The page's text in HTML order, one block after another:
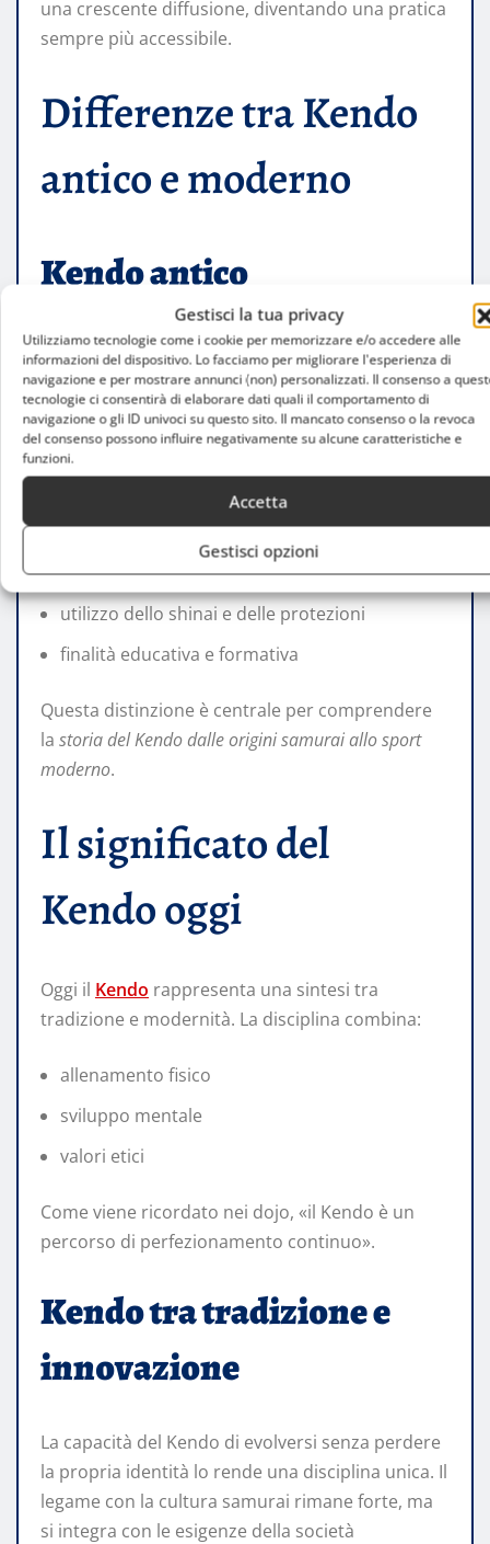
Gestisci la tua privacy
Utilizziamo tecnologie come i cookie per memorizzare e/o accedere alle
informazioni del dispositivo. Lo facciamo per migliorare l'esperienza di
navigazione e per mostrare annunci (non) personalizzati. Il consenso a
tecnologie ci consentirà di elaborare dati quali il comportamento di
navigazione o gli ID univoci su questo sito. Il mancato consenso o la revoca
del consenso possono influire negativamente su alcune caratteristiche e
funzioni.
Accetta
Gestisci opzioni
una crescente diffusione, diventando una pratica
sempre più accessibile.
Differenze tra Kendo
antico e moderno
Kendo antico
orientato al combattimento reale
utilizzo della katana
finalità militare
Kendo moderno
disciplina sportiva codificata
utilizzo dello shinai e delle protezioni
finalità educativa e formativa
Questa distinzione è centrale per comprendere
la storia del Kendo dalle origini samurai allo sport
moderno.
Il significato del
Kendo oggi
Oggi il Kendo rappresenta una sintesi tra
tradizione e modernità. La disciplina combina:
allenamento fisico
sviluppo mentale
valori etici
Come viene ricordato nei dojo, «il Kendo è un
percorso di perfezionamento continuo».
Kendo tra tradizione e
innovazione
La capacità del Kendo di evolversi senza perdere
la propria identità lo rende una disciplina unica. Il
legame con la cultura samurai rimane forte, ma
si integra con le esigenze della società